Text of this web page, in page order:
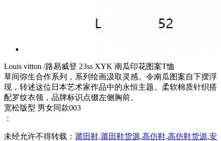
Louis vitton /路易威登 23ss XYK 南瓜印花图案T恤
草间弥生合作系列，系列绘画汲取灵感。令南瓜图案自下摆浮
现，转述这位日本艺术家作品中的永恒主题。柔软棉质针织搭
配罗纹衣领，品牌标识点缀左侧胸前。
宽松版型 男女同款003
：
未经允许不得转载： 莆田鞋,莆田鞋货源,高仿鞋,高仿鞋货源,安